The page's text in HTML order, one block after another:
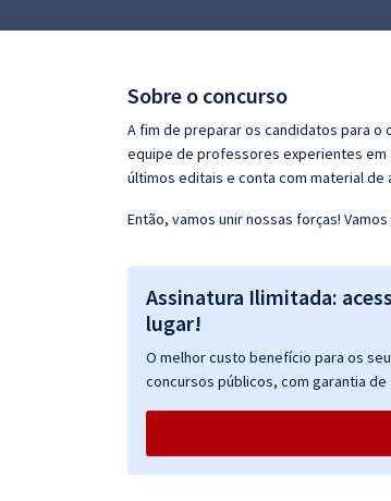
Questões grátis
Conteúdo gratuito
Sobre o concurso
A fim de preparar os candidatos para o
equipe de professores experientes em
últimos editais e conta com material de
Então, vamos unir nossas forças!
Assinatura Ilimitada:
lugar!
O melhor custo benefício para os
concursos públicos, com garantia